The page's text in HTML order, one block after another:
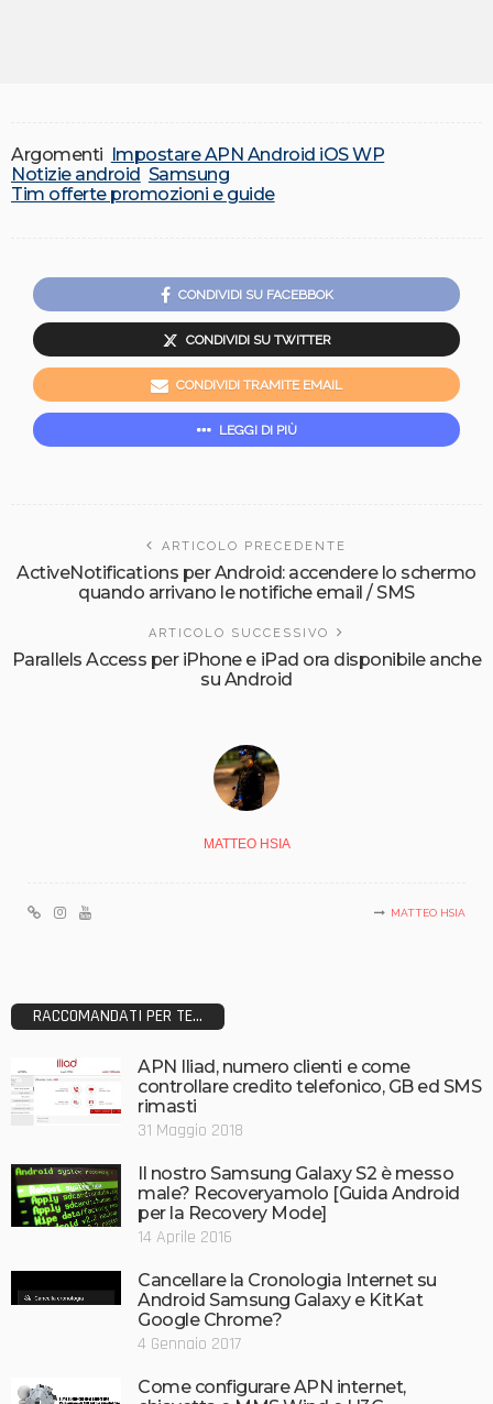
Argomenti
Impostare APN Android iOS WP
Notizie android Samsung
Tim offerte promozioni e guide
CONDIVIDI SU FACEBBOK
CONDIVIDI SU TWITTER
CONDIVIDI TRAMITE EMAIL
LEGGI DI PIÙ
ARTICOLO PRECEDENTE
ActiveNotifications per Android: accendere lo schermo
quando arrivano le notifiche email / SMS
ARTICOLO SUCCESSIVO
Parallels Access per iPhone e iPad ora disponibile anche
su Android
MATTEO HSIA
MATTEO HSIA
RACCOMANDATI PER TE...
APN Iliad, numero clienti e come
controllare credito telefonico, GB ed SMS
rimasti
31 Maggio 2018
Il nostro Samsung Galaxy S2 è messo
male? Recoveryamolo [Guida Android
per la Recovery Mode]
14 Aprile 2016
Cancellare la Cronologia Internet su
Android Samsung Galaxy e KitKat
Google Chrome?
4 Gennaio 2017
Come configurare APN internet,